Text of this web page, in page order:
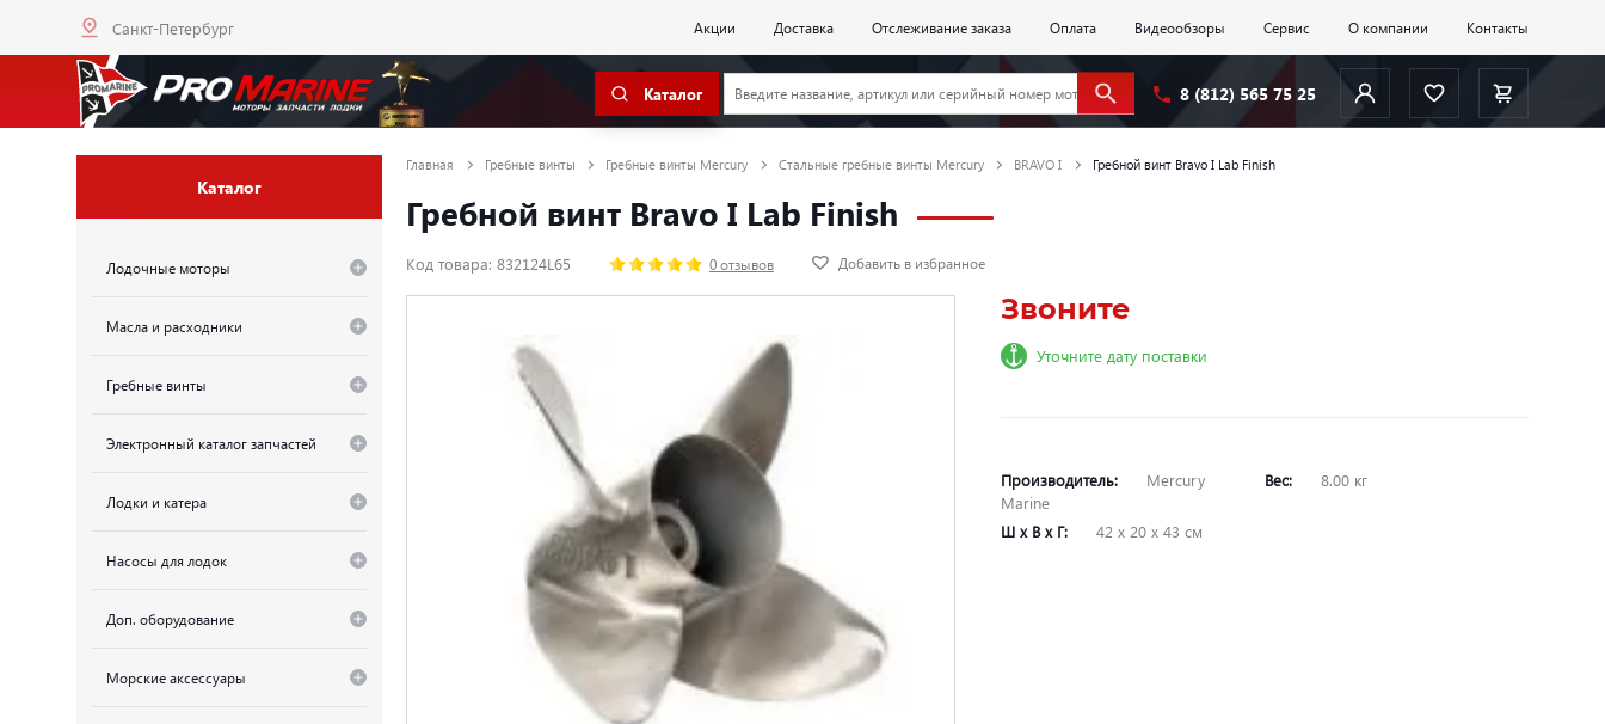
Санкт-Петербург Акции Доставка Отслеживание заказа Оплата Видеообзоры Сервис О компании Контакты
Каталог 8 (812) 565 75 25
Каталог
Лодочные моторы
Масла и расходники
Гребные винты
Электронный каталог запчастей
Лодки и катера
Насосы для лодок
Доп. оборудование
Морские аксессуары
Главная Гребные винты Гребные винты Mercury Стальные гребные винты Mercury BRAVO I Гребной винт Bravo I Lab Finish
Гребной винт Bravo I Lab Finish
Код товара: 832124L65 0 отзывов Добавить в избранное
Звоните
Уточните дату поставки
Производитель:
Mercury
Marine
Вес: 8.00 кг
Ш х В х Г: 42 х 20 х 43 см